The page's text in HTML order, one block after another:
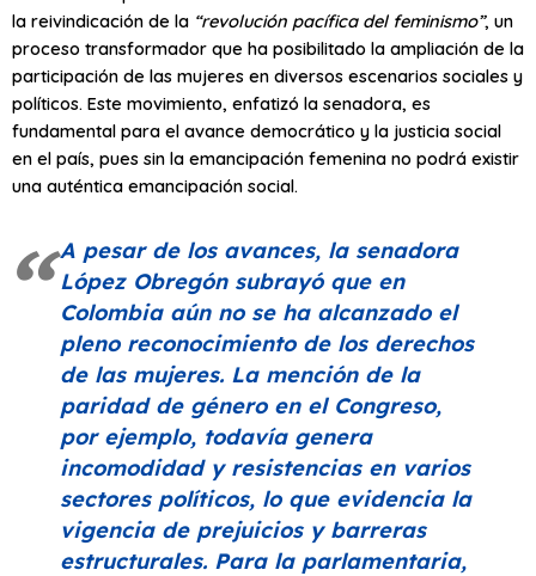
la reivindicación de la “revolución pacífica del feminismo”, un
proceso transformador que ha posibilitado la ampliación de la
participación de las mujeres en diversos escenarios sociales y
políticos. Este movimiento, enfatizó la senadora, es
fundamental para el avance democrático y la justicia social
en el país, pues sin la emancipación femenina no podrá existir
una auténtica emancipación social.
A pesar de los avances, la senadora
López Obregón subrayó que en
Colombia aún no se ha alcanzado el
pleno reconocimiento de los derechos
de las mujeres. La mención de la
paridad de género en el Congreso,
por ejemplo, todavía genera
incomodidad y resistencias en varios
sectores políticos, lo que evidencia la
vigencia de prejuicios y barreras
estructurales. Para la parlamentaria,